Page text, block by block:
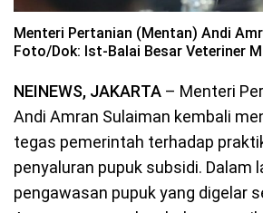
Menteri Pertanian (Mentan) Andi
Foto/Dok: Ist-Balai Besar Veteriner
NEINEWS, JAKARTA – Menteri
Andi Amran Sulaiman kembali
tegas pemerintah terhadap
penyaluran pupuk subsidi. Dalam
pengawasan pupuk yang digelar